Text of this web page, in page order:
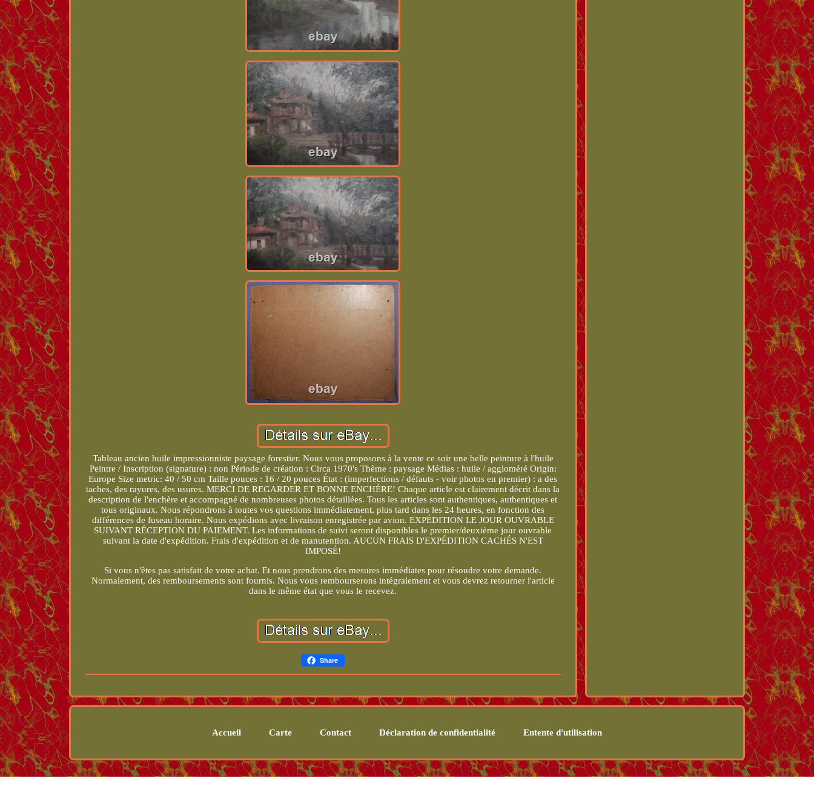
Tableau ancien huile impressionniste paysage forestier. Nous vous proposons à la vente ce soir une belle peinture à l'huile
Peintre / Inscription (signature) : non Période de création : Circa 1970's Thème : paysage Médias : huile / aggloméré Origin:
Europe Size metric: 40 / 50 cm Taille pouces : 16 / 20 pouces État : (imperfections / défauts - voir photos en premier) : a des
taches, des rayures, des usures. MERCI DE REGARDER ET BONNE ENCHÈRE! Chaque article est clairement décrit dans la
description de l'enchère et accompagné de nombreuses photos détaillées. Tous les articles sont authentiques, authentiques et
tous originaux. Nous répondrons à toutes vos questions immédiatement, plus tard dans les 24 heures, en fonction des
différences de fuseau horaire. Nous expédions avec livraison enregistrée par avion. EXPÉDITION LE JOUR OUVRABLE
SUIVANT RÉCEPTION DU PAIEMENT. Les informations de suivi seront disponibles le premier/deuxième jour ouvrable
suivant la date d'expédition. Frais d'expédition et de manutention. AUCUN FRAIS D'EXPÉDITION CACHÉS N'EST
IMPOSÉ!
Si vous n'êtes pas satisfait de votre achat. Et nous prendrons des mesures immédiates pour résoudre votre demande.
Normalement, des remboursements sont fournis. Nous vous rembourserons intégralement et vous devrez retourner l'article
dans le même état que vous le recevez.
Share
Accueil Carte Contact Déclaration de confidentialité Entente d'utilisation